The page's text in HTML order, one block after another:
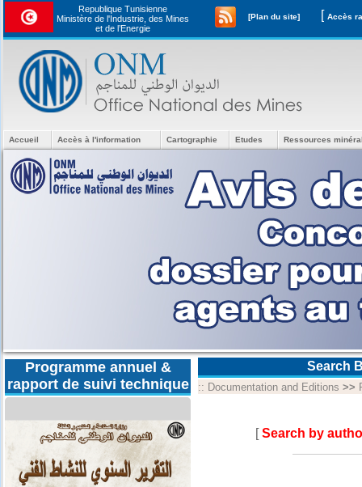
Republique Tunisienne
Ministère de l'Industrie, des Mines
et de l’Energie
[Plan du site] [
Accueil Accès à l'information Cartographie Etudes Ressources
Programme annuel &
rapport de suivi technique
Search
:: Documentation and Editions >>
[Search by